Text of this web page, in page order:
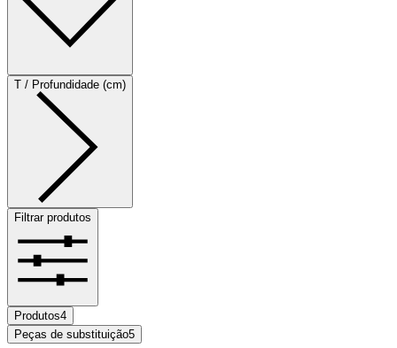
T / Profundidade (cm)
Filtrar produtos
Produtos4
Peças de substituição5